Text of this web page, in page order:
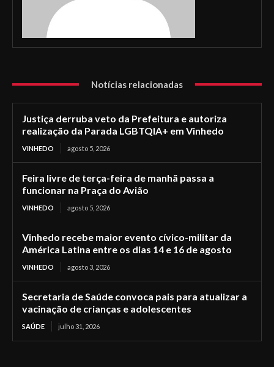
Notícias relacionadas
Justiça derruba veto da Prefeitura e autoriza
realização da Parada LGBTQIA+ em Vinhedo
VINHEDO agosto 5, 2026
Feira livre de terça-feira de manhã passa a
funcionar na Praça do Avião
VINHEDO agosto 5, 2026
Vinhedo recebe maior evento cívico-militar da
América Latina entre os dias 14 e 16 de agosto
VINHEDO agosto 3, 2026
Secretaria de Saúde convoca pais para atualizar a
vacinação de crianças e adolescentes
SAÚDE julho 31, 2026